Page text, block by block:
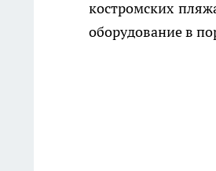
костромских
оборудование в